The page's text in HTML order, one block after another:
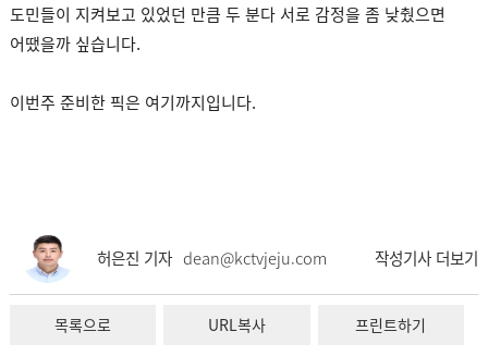
도민들이 지켜보고 있었던 만큼 두 분다 서로 감정을 좀 낮췄으면
어땠을까 싶습니다.
이번주 준비한 픽은 여기까지입니다.
허은진 기자 dean@kctvjeju.com 작성기사 더보기
목록으로 URL복사 프린트하기